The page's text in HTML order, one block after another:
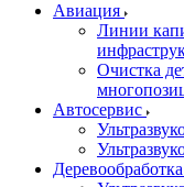
Авиация
Линии
Очистка
Автосервис
Деревообработка